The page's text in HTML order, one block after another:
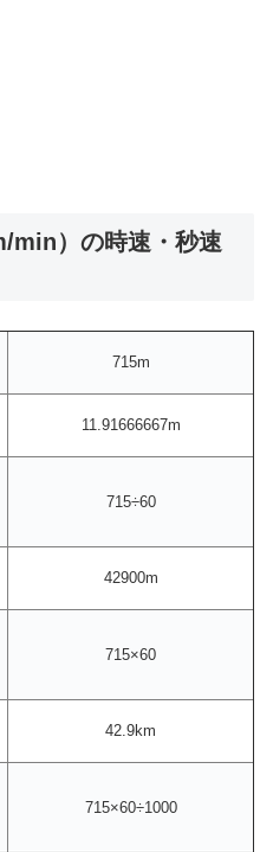
min）の時速・秒速
715m
11.91666667m
715÷60
42900m
715×60
42.9km
715×60÷1000